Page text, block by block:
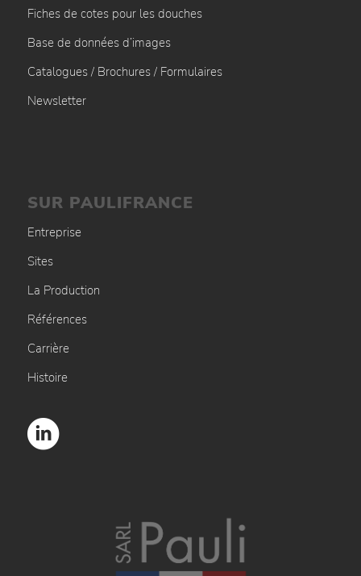
Fiches de cotes pour les douches
Base de données d’images
Catalogues / Brochures / Formulaires
Newsletter
SUR PAULIFRANCE
Entreprise
Sites
La Production
Références
Carrière
Histoire